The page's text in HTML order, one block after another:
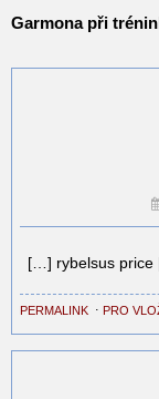
Garmona při
[…] rybelsus
PERMALINK ⋅ PRO